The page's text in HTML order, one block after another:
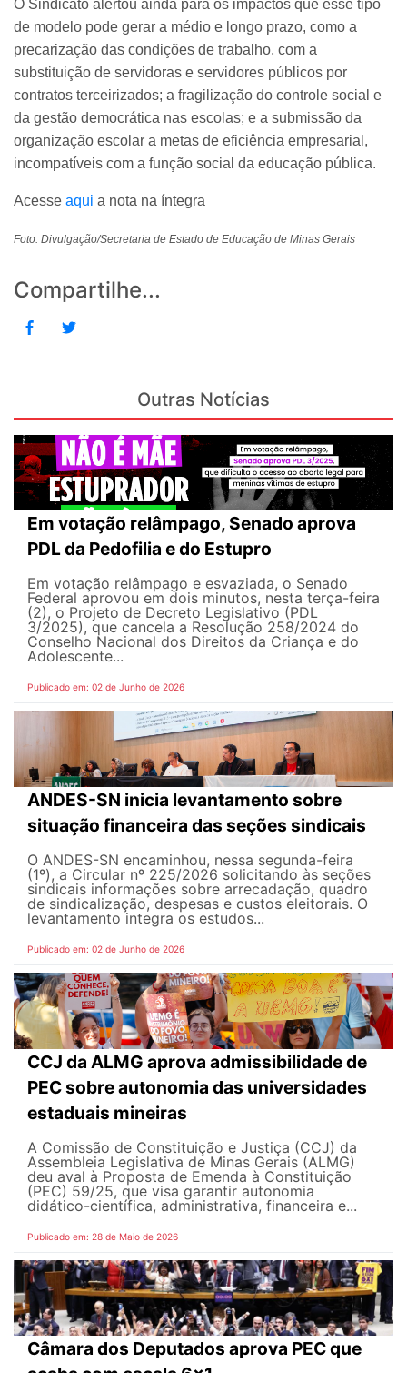
O Sindicato alertou ainda para os impactos que esse tipo
de modelo pode gerar a médio e longo prazo, como a
precarização das condições de trabalho, com a
substituição de servidoras e servidores públicos por
contratos terceirizados; a fragilização do controle social e
da gestão democrática nas escolas; e a submissão da
organização escolar a metas de eficiência empresarial,
incompatíveis com a função social da educação pública.
Acesse aqui a nota na íntegra
Foto: Divulgação/Secretaria de Estado de Educação de Minas Gerais
Compartilhe...
Outras Notícias
Em votação relâmpago, Senado aprova
PDL da Pedofilia e do Estupro
Em votação relâmpago e esvaziada, o Senado
Federal aprovou em dois minutos, nesta terça-feira
(2), o Projeto de Decreto Legislativo (PDL
3/2025), que cancela a Resolução 258/2024 do
Conselho Nacional dos Direitos da Criança e do
Adolescente...
Publicado em: 02 de Junho de 2026
ANDES-SN inicia levantamento sobre
situação financeira das seções sindicais
O ANDES-SN encaminhou, nessa segunda-feira
(1º), a Circular nº 225/2026 solicitando às seções
sindicais informações sobre arrecadação, quadro
de sindicalização, despesas e custos eleitorais. O
levantamento integra os estudos...
Publicado em: 02 de Junho de 2026
CCJ da ALMG aprova admissibilidade de
PEC sobre autonomia das universidades
estaduais mineiras
A Comissão de Constituição e Justiça (CCJ) da
Assembleia Legislativa de Minas Gerais (ALMG)
deu aval à Proposta de Emenda à Constituição
(PEC) 59/25, que visa garantir autonomia
didático-científica, administrativa, financeira e...
Publicado em: 28 de Maio de 2026
Câmara dos Deputados aprova PEC que